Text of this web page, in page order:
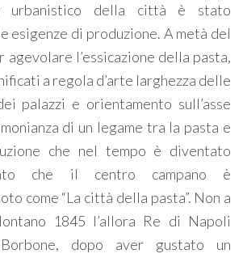
urbanistico della città è stato
esigenze di produzione. A metà del
l’essicazione della pasta,
a regola d’arte larghezza delle
palazzi e orientamento sull’asse
di un legame tra la pasta e
che nel tempo è diventato
che il centro campano è
come “La città della pasta”. Non a
1845 l’allora Re di Napoli
dopo aver gustato un